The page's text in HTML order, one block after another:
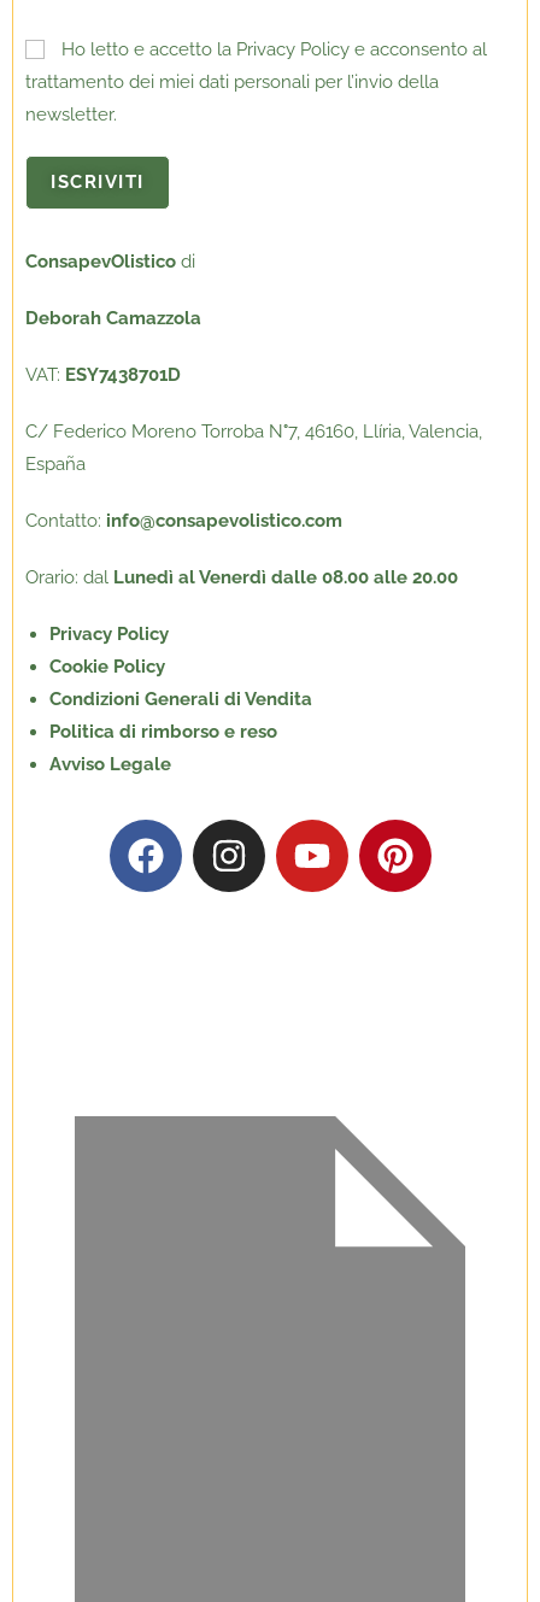
Ho letto e accetto la Privacy Policy e acconsento al
trattamento dei miei dati personali per l’invio della
newsletter.
ConsapevOlistico di
Deborah Camazzola
VAT: ESY7438701D
C/ Federico Moreno Torroba N°7, 46160, Llíria, Valencia,
España
Contatto: info@consapevolistico.com
Orario: dal Lunedì al Venerdì dalle 08.00 alle 20.00
Privacy Policy
Cookie Policy
Condizioni Generali di Vendita
Politica di rimborso e reso
Avviso Legale